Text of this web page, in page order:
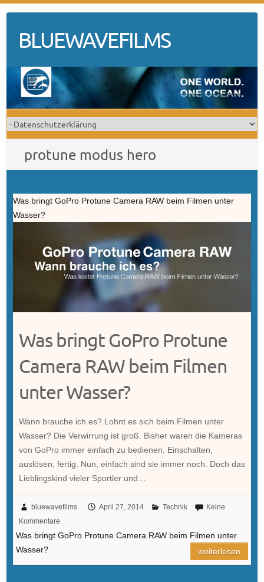
contentBLUEWAVEFILMS
protune modus hero
Was bringt GoPro Protune Camera RAW beim Filmen unter
Wasser?
Was bringt GoPro Protune
Camera RAW beim Filmen
unter Wasser?
Wann brauche ich es? Lohnt es sich beim Filmen unter
Wasser? Die Verwirrung ist groß. Bisher waren die Kameras
von GoPro immer einfach zu bedienen. Einschalten,
auslösen, fertig. Nun, einfach sind sie immer noch. Doch das
Lieblingskind vieler Sportler und…
bluewavefilms April 27, 2014 Technik
Keine
Kommentare
Was bringt GoPro Protune Camera RAW beim Filmen unter
Wasser?
weiterlesen